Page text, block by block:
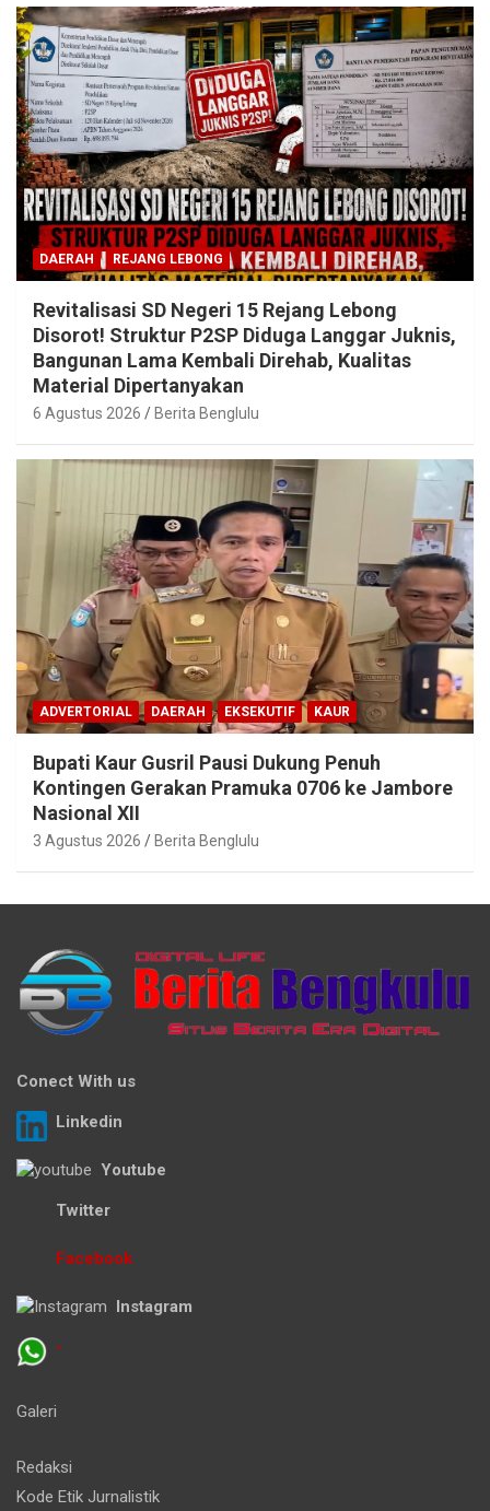
DAERAH REJANG LEBONG
Revitalisasi SD Negeri 15 Rejang Lebong
Disorot! Struktur P2SP Diduga Langgar Juknis,
Bangunan Lama Kembali Direhab, Kualitas
Material Dipertanyakan
6 Agustus 2026 Berita Benglulu
ADVERTORIAL DAERAH EKSEKUTIF KAUR
Bupati Kaur Gusril Pausi Dukung Penuh
Kontingen Gerakan Pramuka 0706 ke Jambore
Nasional XII
3 Agustus 2026 Berita Benglulu
Conect With us
Linkedin
Youtube
Twitter
Facebook
Instagram
Galeri
Redaksi
Kode Etik Jurnalistik